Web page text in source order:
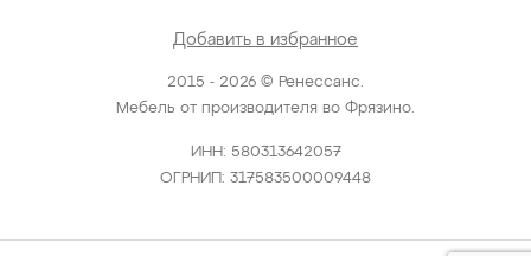
2015 - 2026 © Ренессанс.
Мебель от производителя во Фрязино.
ИНН: 580313642057
ОГРНИП: 317583500009448
Добавить в избранное